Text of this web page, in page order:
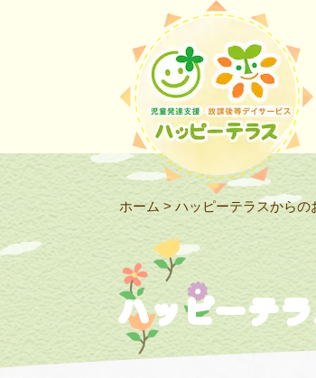
ホーム > ハッピーテラスからの
ハッピーテ